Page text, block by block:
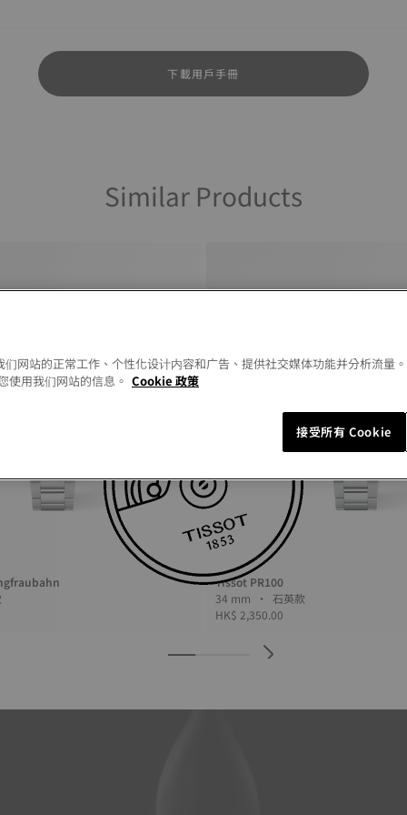
下載用戶手冊
Similar Products
Tissot PR100
34 mm • 石英款
HK$ 2,350.00
网站的正常工作、个性化设计内容和广告、提供社交媒体功能并分析流量
使用我们网站的信息。 Cookie 政策
接受所有 Cookie